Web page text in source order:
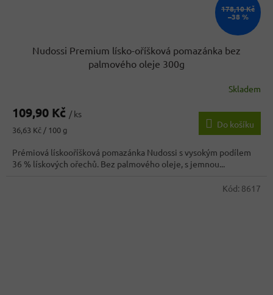
178,10 Kč
–38 %
Nudossi Premium lísko-oříšková pomazánka bez
palmového oleje 300g
produktu
4,0
z
5
Skladem
109,90 Kč / ks
Měrná
36,63 Kč / 100 g
Do košíku
Prémiová lískooříšková pomazánka Nudossi s vysokým podílem
36 % lískových ořechů. Bez palmového oleje, s jemnou...
Kód: 8617